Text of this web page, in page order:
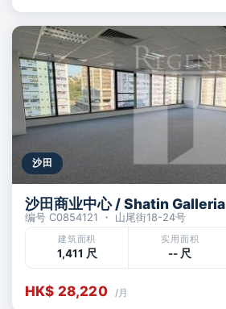
沙田
沙田商业中心 / Shatin Galleria
编号 C0854121 ・ 山尾街18-24号
建筑面积
1,411 尺
实用面积
-- 尺
HK$ 28,220 /月